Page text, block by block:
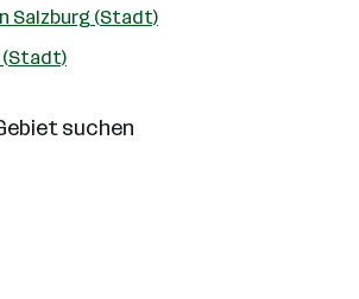
Salzburg (Stadt)
(Stadt)
suchen